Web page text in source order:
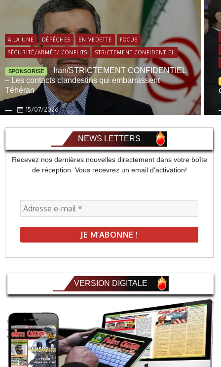
A LA UNE DÉPÊCHES EN VEDETTE FOCUS
SÉCURITÉ/ARMÉE/ CONFLITS STRICTEMENT CONFIDENTIEL
SPONSORISE
Iran/STRICTEMENT CONFIDENTIEL
– Les contacts clandestins qui embarrassent
Téhéran
15/07/2026
NEWS LETTERS
Recevez nos dernières nouvelles directement dans votre boîte
de réception. Vous recevrez un email d'activation!
VERSION DIGITALE